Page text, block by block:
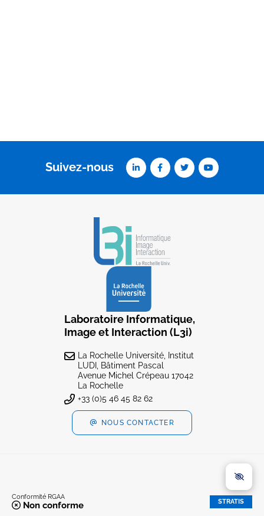
Suivez-nous
Laboratoire Informatique,
Image et Interaction (L3i)
La Rochelle Université, Institut
LUDI, Bâtiment Pascal
Avenue Michel Crépeau 17042
La Rochelle
+33 (0)5 46 45 82 62
NOUS CONTACTER
Conformité RGAA
Non conforme STRATIS